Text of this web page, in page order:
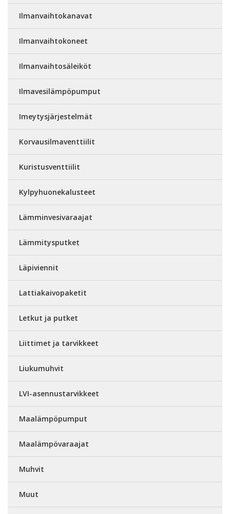
Ilmanvaihtokanavat
Ilmanvaihtokoneet
Ilmanvaihtosäleiköt
Ilmavesilämpöpumput
Imeytysjärjestelmät
Korvausilmaventtiilit
Kuristusventtiilit
Kylpyhuonekalusteet
Lämminvesivaraajat
Lämmitysputket
Läpiviennit
Lattiakaivopaketit
Letkut ja putket
Liittimet ja tarvikkeet
Liukumuhvit
LVI-asennustarvikkeet
Maalämpöpumput
Maalämpövaraajat
Muhvit
Muut